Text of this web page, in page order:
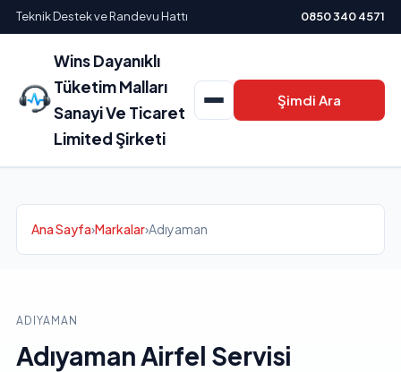
Teknik Destek ve Randevu Hattı 0850 340 4571
Wins Dayanıklı
Tüketim Malları
Sanayi Ve Ticaret
Limited Şirketi
Şimdi Ara
Ana Sayfa›Markalar›Adıyaman
ADIYAMAN
Adıyaman Airfel Servisi